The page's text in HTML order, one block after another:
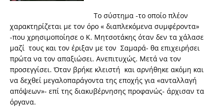
Το σύστημα -το οποίο πλέον
χαρακτηρίζεται με τον όρο « διαπλεκόμενα συμφέροντα»
-που χρησιμοποίησε ο Κ. Μητσοτάκης όταν δεν τα χάλασε
μαζί τους και τον έριξαν με τον Σαμαρά- θα επιχειρήσει
πρώτα να τον απαξιώσει. Ανεπιτυχώς. Μετά να τον
προσεγγίσει. Όταν βρήκε κλειστή και αρνήθηκε ακόμη και
να δεχθεί μεγαλοπαράγοντα της εποχής για «ανταλλαγή
απόψεων»- επί της διακυβέρνησης προφανώς- άρχισαν τα
όργανα.